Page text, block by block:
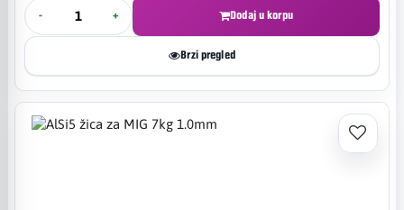
- + Dodaj u korpu
Brzi pregled